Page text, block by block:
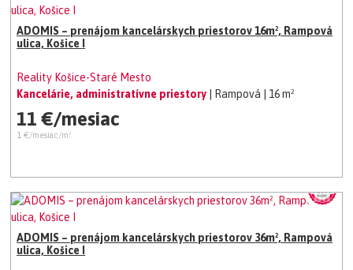
ADOMIS – prenájom kancelárskych priestorov 16m², Rampová
ulica, Košice I
Reality Košice-Staré Mesto
Kancelárie, administratívne priestory
| Rampová | 16 m²
11 €/mesiac
1 €/mesiac/m²
ADOMIS – prenájom kancelárskych priestorov 36m², Rampová
ulica, Košice I